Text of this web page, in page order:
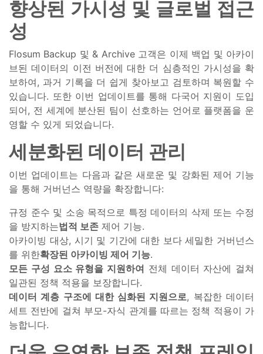
향상된 가시성 및 글로벌 접근
성
Flosum Backup 및 & Archive 고객은 이제 백업 및 아카이
브된 데이터의 이전 버전에 대한 더 심층적인 가시성을 확
보하여, 과거 기록을 더 쉽게 찾아보고 검토하며 복원할 수
있습니다. 또한 이번 업데이트를 통해 다국어 지원이 도입
되어, 전 세계에 분산된 팀이 선호하는 언어로 플랫폼을 운
영할 수 있게 되었습니다.
세분화된 데이터 관리
이번 업데이트는 다음과 같은 새로운 및 강화된 제어 기능
을 통해 거버넌스 역량을 확장합니다:
규정 준수 및 소송 목적으로 특정 데이터의 삭제 또는 수정
을 방지하는법적 보존 제어 기능.
아카이빙 대상, 시기 및 기간에 대한 보다 세밀한 거버넌스
를 위한확장된 아카이빙 제어 기능.
모든 구성 요소 유형을 지원하여 전체 데이터 자산에 걸쳐
일관된 정책 적용을 보장합니다.
데이터 계층 구조에 대한 심화된 지원으로, 복잡한 데이터
세트 전반에 걸쳐 부모-자식 관계를 따르는 정책 적용이 가
능합니다.